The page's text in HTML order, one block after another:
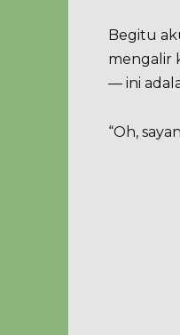
Begitu
mengalir
— ini
“Oh,